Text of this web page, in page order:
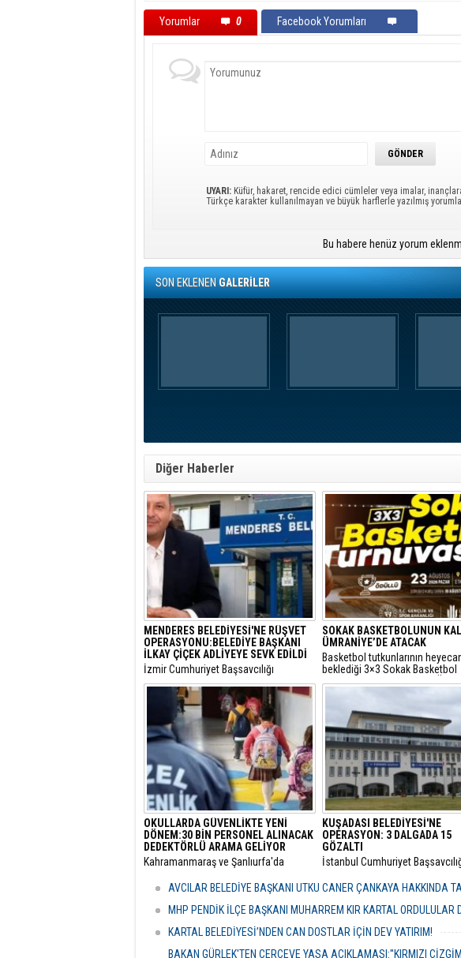
Yorumlar 0 Facebook Yorumları
UYARI: Küfür, hakaret, rencide edici cümleler veya imalar,
Türkçe karakter kullanılmayan ve büyük harflerle yazılmış
Bu habere henüz yorum
SON EKLENENGALERİLER
Diğer Haberler
MENDERES BELEDİYESİ'NE RÜŞVET
OPERASYONU:BELEDİYE BAŞKANI
İLKAY ÇİÇEK ADLİYEYE SEVK EDİLDİ
​İzmir Cumhuriyet Başsavcılığı
tarafından yürütülen 'rüşvet' ve 'irtikap'
soruşturması kapsamında gözaltına
alınan Menderes Belediye Başkanı İlkay
Çiçek’in de aralarında bulunduğu 16
şüpheli adliyeye sevk edildi.
SOKAK BASKETBOLUNUN
ÜMRANİYE’DE ATACAK
Basketbol tutkunlarının
beklediği 3×3 Sokak Basketbol
Turnuvası, bu yıl 7’nci kez
OKULLARDA GÜVENLİKTE YENİ
DÖNEM:30 BİN PERSONEL ALINACAK
DEDEKTÖRLÜ ARAMA GELİYOR
​Kahramanmaraş ve Şanlıurfa'da
ardından eğitim kurumlarındaki
güvenlik önlemleri baştan aşağı
yenileniyor.
KUŞADASI BELEDİYESİ'NE
OPERASYON: 3 DALGADA 15
GÖZALTI
​İstanbul Cumhuriyet
"rüşvet" ve "irtikap"
Kuşadası Belediyesi’ne yönelik
dalga operasyonu düzenlendi.
AVCILAR BELEDİYE BAŞKANI UTKU CANER ÇANKAYA HAKKINDA
MHP PENDİK İLÇE BAŞKANI MUHARREM KIR KARTAL ORDULULAR
KARTAL BELEDİYESİ’NDEN CAN DOSTLAR İÇİN DEV YATIRIM!
BAKAN GÜRLEK'TEN ÇERÇEVE YASA AÇIKLAMASI:''KIRMIZI